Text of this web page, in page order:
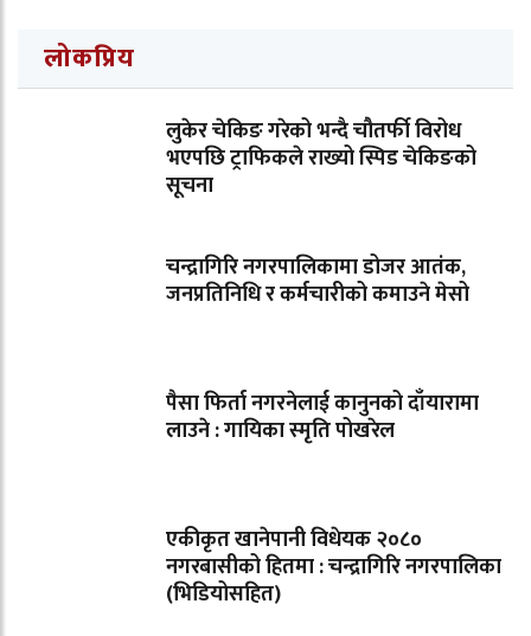
लोकप्रिय
लुकेर चेकिङ गरेको भन्दै चौतर्फी विरोध
भएपछि ट्राफिकले राख्यो स्पिड चेकिङको
सूचना
चन्द्रागिरि नगरपालिकामा डोजर आतंक,
जनप्रतिनिधि र कर्मचारीको कमाउने मेसो
पैसा फिर्ता नगरनेलाई कानुनको दाँयारामा
लाउने : गायिका स्‍मृति पोखरेल
एकीकृत खानेपानी विधेयक २०८०
नगरबासीको हितमा : चन्द्रागिरि नगरपालिका
(भिडियोसहित)